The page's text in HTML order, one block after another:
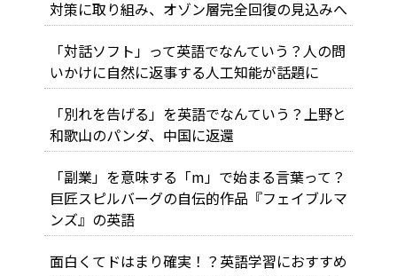
対策に取り組み、オゾン層完全回復の見込みへ
「対話ソフト」って英語でなんていう？人の問
いかけに自然に返事する人工知能が話題に
「別れを告げる」を英語でなんていう？上野と
和歌山のパンダ、中国に返還
「副業」を意味する「m」で始まる言葉って？
巨匠スピルバーグの自伝的作品『フェイブルマ
ンズ』の英語
面白くてドはまり確実！？英語学習におすすめ